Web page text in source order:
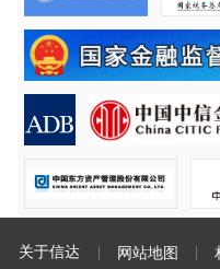
关于信达 网站地图